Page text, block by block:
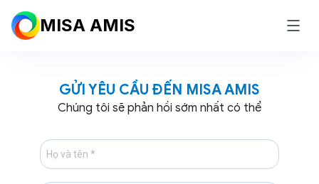
MISA AMIS
GỬI YÊU CẦU ĐẾN MISA AMIS
Chúng tôi sẽ phản hồi sớm nhất có thể